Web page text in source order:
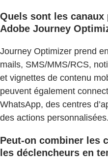
Quels sont les
Adobe Journey
Journey Optimizer prend
mails, SMS/MMS/RCS,
et vignettes de contenu
peuvent également
WhatsApp, des centres
des actions personnalisées.
Peut-on combiner les
les déclencheurs en